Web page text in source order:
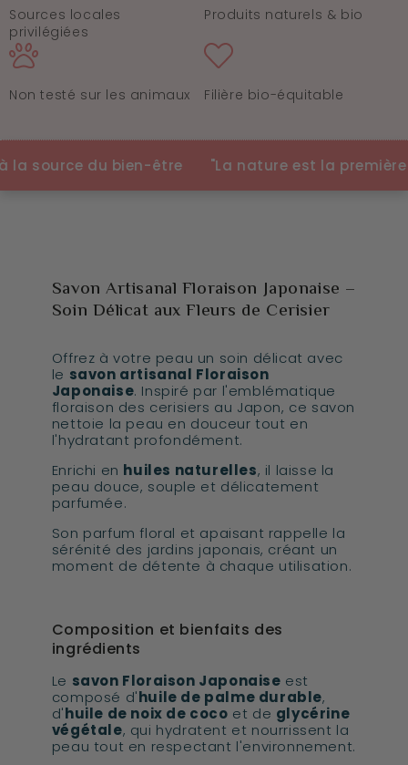
Sources locales
privilégiées
Produits naturels & bio
Non testé sur les animaux Filière bio-équitable
du bien-être "La nature est la première
Savon Artisanal Floraison Japonaise –
Soin Délicat aux Fleurs de Cerisier
Offrez à votre peau un soin délicat avec
le savon artisanal Floraison
Japonaise. Inspiré par l'emblématique
floraison des cerisiers au Japon, ce savon
nettoie la peau en douceur tout en
l'hydratant profondément.
Enrichi en huiles naturelles, il laisse la
peau douce, souple et délicatement
parfumée.
Son parfum floral et apaisant rappelle la
sérénité des jardins japonais, créant un
moment de détente à chaque utilisation.
Composition et bienfaits des
ingrédients
Le savon Floraison Japonaise est
composé d'huile de palme durable,
d'huile de noix de coco et de glycérine
végétale, qui hydratent et nourrissent la
peau tout en respectant l'environnement.